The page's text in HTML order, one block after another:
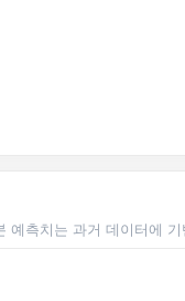
예측치는 과거 데이터에